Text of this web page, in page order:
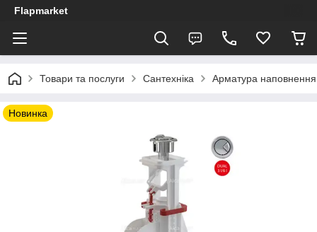
Flapmarket
Товари та послуги Сантехніка Арматура наповнення
Новинка